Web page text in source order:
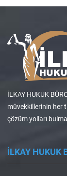
İLKAY HUKUK
müvekkillerinin her
çözüm yolları
İLKAY HUKUK